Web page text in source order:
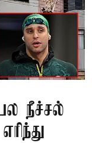
நீச்சல்